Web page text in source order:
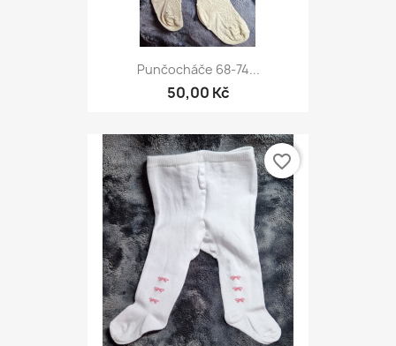
Punčocháče 68-74...
50,00 Kč
favorite_border